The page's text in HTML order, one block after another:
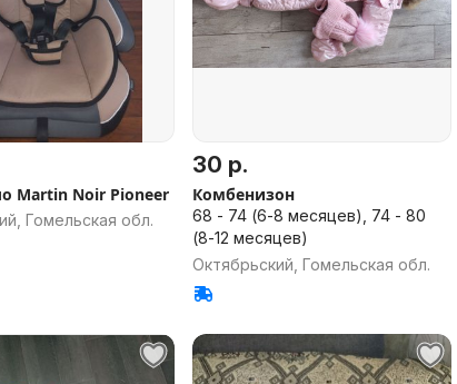
Автокресло Martin Noir Pioneer
Гомельская обл.
30 р.
Комбенизон
68 - 74 (6-8 месяцев), 74 - 80
(8-12 месяцев)
Октябрьский, Гомельская обл.